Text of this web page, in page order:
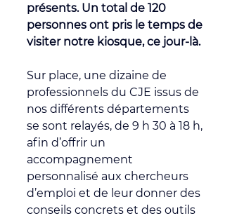
présents. Un total de 120
personnes ont pris le temps de
visiter notre kiosque, ce jour-là.
Sur place, une dizaine de
professionnels du CJE issus de
nos différents départements
se sont relayés, de 9 h 30 à 18 h,
afin d’offrir un
accompagnement
personnalisé aux chercheurs
d’emploi et de leur donner des
conseils concrets et des outils